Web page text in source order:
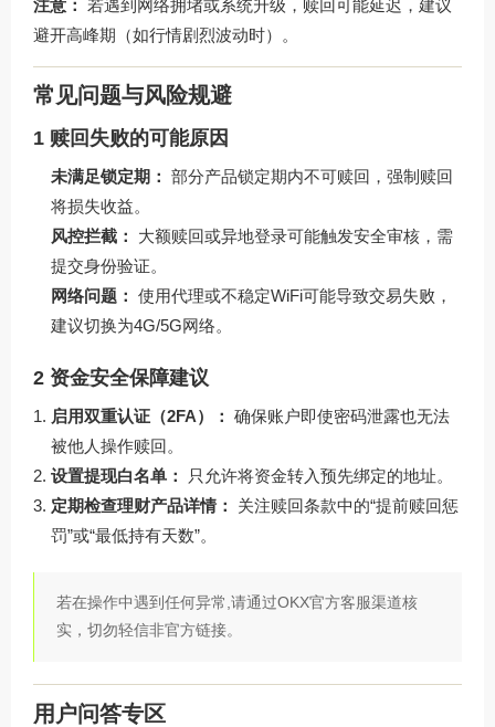
注意：
若遇到网络拥堵或系统升级，赎回可能延迟，建议
避开高峰期（如行情剧烈波动时）。
常见问题与风险规避
1 赎回失败的可能原因
未满足锁定期： 部分产品锁定期内不可赎回，强制赎回
将损失收益。
风控拦截：
大额赎回或异地登录可能触发安全审核，需
提交身份验证。
网络问题： 使用代理或不稳定WiFi可能导致交易失败，
建议切换为4G/5G网络。
2 资金安全保障建议
启用双重认证（2FA）： 确保账户即使密码泄露也无法
被他人操作赎回。
设置提现白名单：
只允许将资金转入预先绑定的地址。
定期检查理财产品详情：
关注赎回条款中的“提前赎回惩
罚”或“最低持有天数”。
若在操作中遇到任何异常,请通过OKX官方客服渠道核
实，切勿轻信非官方链接。
用户问答专区